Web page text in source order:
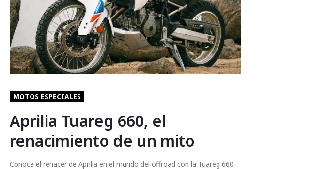
MOTOS ESPECIALES
Aprilia Tuareg 660, el
renacimiento de un mito
Conoce el renacer de Aprilia en el mundo del offroad con la Tuareg 660